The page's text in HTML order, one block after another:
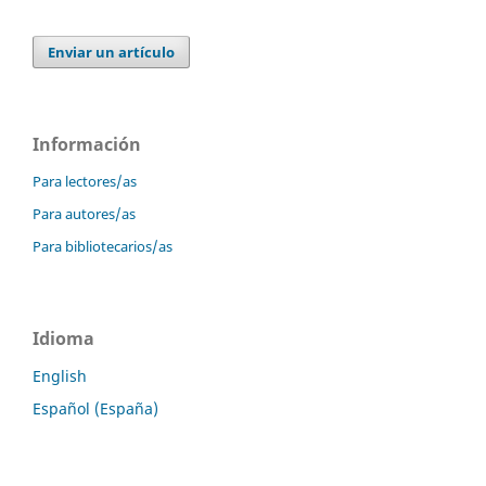
Enviar un artículo
Información
Para lectores/as
Para autores/as
Para bibliotecarios/as
Idioma
English
Español (España)